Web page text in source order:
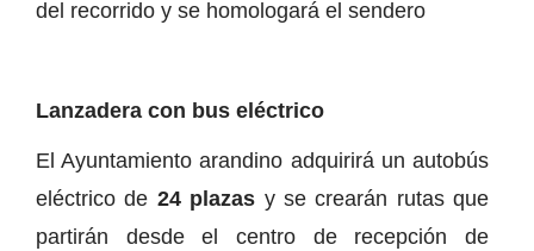
del recorrido y se homologará el sendero
Lanzadera con bus eléctrico
El Ayuntamiento arandino adquirirá un autobús
eléctrico de 24 plazas y se crearán rutas que
partirán desde el centro de recepción de